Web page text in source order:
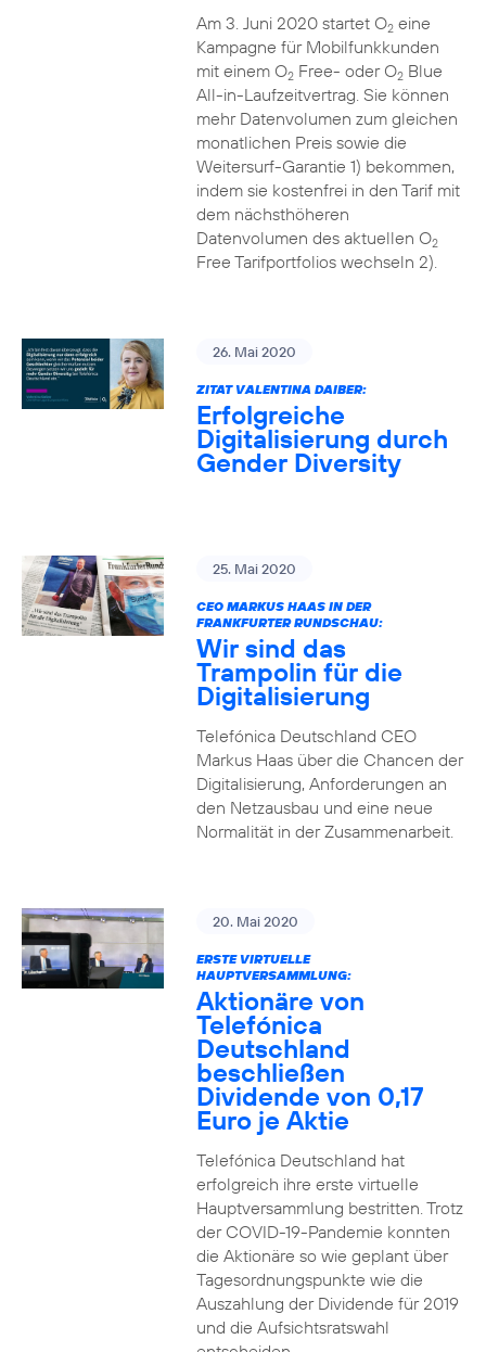
Am 3. Juni 2020 startet O2eine
Kampagne für Mobilfunkkunden
mit einem O2Free- oder O2Blue
All-in-Laufzeitvertrag. Sie können
mehr Datenvolumen zum gleichen
monatlichen Preis sowie die
Weitersurf-Garantie 1) bekommen,
indem sie kostenfrei in den Tarif mit
dem nächsthöheren
Datenvolumen des aktuellen O2
Free Tarifportfolios wechseln 2).
26. Mai 2020
ZITAT VALENTINA DAIBER:
Erfolgreiche
Digitalisierung durch
Gender Diversity
25. Mai 2020
CEO MARKUS HAAS IN DER
FRANKFURTER RUNDSCHAU:
Wir sind das
Trampolin für die
Digitalisierung
Telefónica Deutschland CEO
Markus Haas über die Chancen der
Digitalisierung, Anforderungen an
den Netzausbau und eine neue
Normalität in der Zusammenarbeit.
20. Mai 2020
ERSTE VIRTUELLE
HAUPTVERSAMMLUNG:
Aktionäre von
Telefónica
Deutschland
beschließen
Dividende von 0,17
Euro je Aktie
Telefónica Deutschland hat
erfolgreich ihre erste virtuelle
Hauptversammlung bestritten. Trotz
der COVID-19-Pandemie konnten
die Aktionäre so wie geplant über
Tagesordnungspunkte wie die
Auszahlung der Dividende für 2019
und die Aufsichtsratswahl